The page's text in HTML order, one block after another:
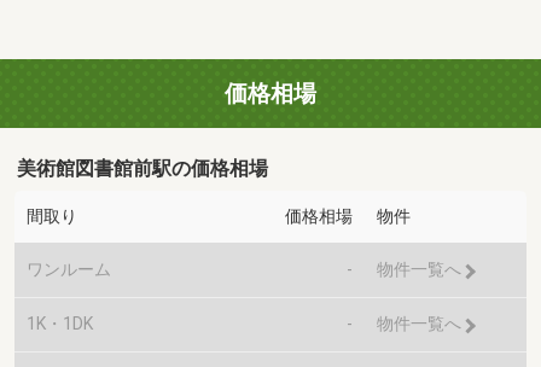
価格相場
美術館図書館前駅の価格相場
間取り 価格相場 物件
ワンルーム - 物件一覧へ
1K・1DK - 物件一覧へ